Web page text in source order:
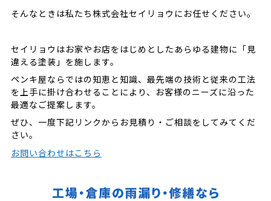
そんなときは私たち株式会社セイリョウにお任せください。
セイリョウはお家やお店をはじめとしたあらゆる建物に「見
違える塗装」を施します。
ペンキ屋ならではの知恵と知識、最先端の技術と従来の工法
を上手に掛け合わせることにより、お客様のニーズに沿った
最適なご提案します。
ぜひ、一度下記リンクからお見積り・ご相談をしてみてくだ
さい。
お問い合わせはこちら